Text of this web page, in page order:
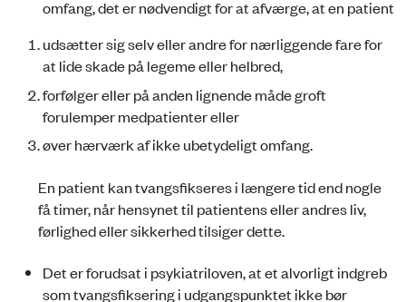
omfang, det er nødvendigt for at afværge, at en patient
udsætter sig selv eller andre for nærliggende fare for
at lide skade på legeme eller helbred,
forfølger eller på anden lignende måde groft
forulemper medpatienter eller
øver hærværk af ikke ubetydeligt omfang.
En patient kan tvangsfikseres i længere tid end nogle
få timer, når hensynet til patientens eller andres liv,
førlighed eller sikkerhed tilsiger dette.
Det er forudsat i psykiatriloven, at et alvorligt indgreb
som tvangsfiksering i udgangspunktet ikke bør